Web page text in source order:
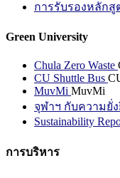
การรับรองหลักสู
Green University
Chula Zero Waste
CU Shuttle Bus
MuvMi MuvMi
จุฬาฯ กับความยั่
Sustainability
การบริหาร